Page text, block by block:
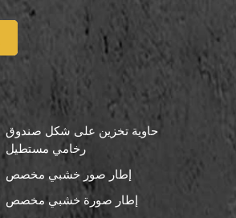
حاوية تخزين على شكل صندوق
رخامي مستطيل
إطار صور خشبي مخصص
إطار صورة خشبي مخصص